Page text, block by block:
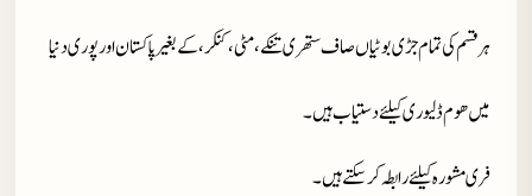
ہر قسم کی تمام جڑی بوٹیاں صاف ستھری تنکے، مٹی، کنکر، کے بغیر پاکستان اور پوری دنیا
میں ھوم ڈلیوری کیلئے دستیاب ہیں۔
فری مشورہ کیلئے رابطہ کر سکتے ہیں۔